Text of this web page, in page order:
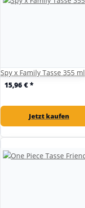
Spy x Family Tasse 355 ml
15,96 € *
Jetzt kaufen